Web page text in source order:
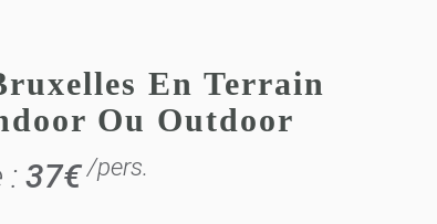
En Terrain
Ou Outdoor
:37€/pers.